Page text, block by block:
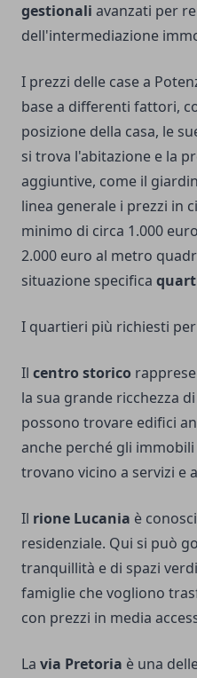
gestionali avanzati per
dell'intermediazione
I prezzi delle case a
base a differenti fattori,
posizione della casa, le
si trova l'abitazione e la
aggiuntive, come il
linea generale i prezzi in
minimo di circa 1.000
2.000 euro al metro
situazione specifica
I quartieri più richiesti per
Il centro storico
la sua grande ricchezza
possono trovare edifici
anche perché gli
trovano vicino a servizi e
Il rione Lucania è
residenziale. Qui si può
tranquillità e di spazi
famiglie che vogliono
con prezzi in media
La via Pretoria è una